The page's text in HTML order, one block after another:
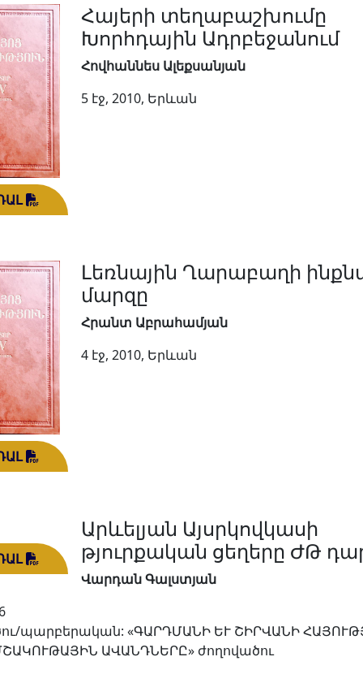
Հայերի տեղաբաշխումը
Խորհդային Ադրբեջանում
Հովհաննես Ալեքսանյան
5 էջ, 2010, Երևան
Լեռնային Ղարաբաղի
մարզը
Հրանտ Աբրահամյան
4 էջ, 2010, Երևան
Արևելյան Այսրկովկասի
թյուրքական ցեղերը ԺԹ
Վարդան Գալստյան
պարբերական: «ԳԱՐԴՄԱՆԻ ԵՒ ՇԻՐՎԱՆԻ
ԱՎԱՆԴՆԵՐԸ» ժողովածու